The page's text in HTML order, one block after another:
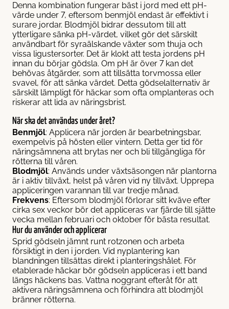
Denna kombination fungerar bäst i jord med ett pH-
värde under 7, eftersom benmjöl endast är effektivt i
surare jordar. Blodmjöl bidrar dessutom till att
ytterligare sänka pH-värdet, vilket gör det särskilt
användbart för syraälskande växter som thuja och
vissa ligustersorter. Det är klokt att testa jordens pH
innan du börjar gödsla. Om pH är över 7 kan det
behövas åtgärder, som att tillsätta torvmossa eller
svavel, för att sänka värdet. Detta gödselalternativ är
särskilt lämpligt för häckar som ofta omplanteras och
riskerar att lida av näringsbrist.
När ska det användas under året?
Benmjöl: Applicera när jorden är bearbetningsbar,
exempelvis på hösten eller vintern. Detta ger tid för
näringsämnena att brytas ner och bli tillgängliga för
rötterna till våren.
Blodmjöl: Används under växtsäsongen när plantorna
är i aktiv tillväxt, helst på våren vid ny tillväxt. Upprepa
appliceringen varannan till var tredje månad.
Frekvens: Eftersom blodmjöl förlorar sitt kväve efter
cirka sex veckor bör det appliceras var fjärde till sjätte
vecka mellan februari och oktober för bästa resultat.
Hur du använder och applicerar
Sprid gödseln jämnt runt rotzonen och arbeta
försiktigt in den i jorden. Vid nyplantering kan
blandningen tillsättas direkt i planteringshålet. För
etablerade häckar bör gödseln appliceras i ett band
längs häckens bas. Vattna noggrant efteråt för att
aktivera näringsämnena och förhindra att blodmjöl
bränner rötterna.